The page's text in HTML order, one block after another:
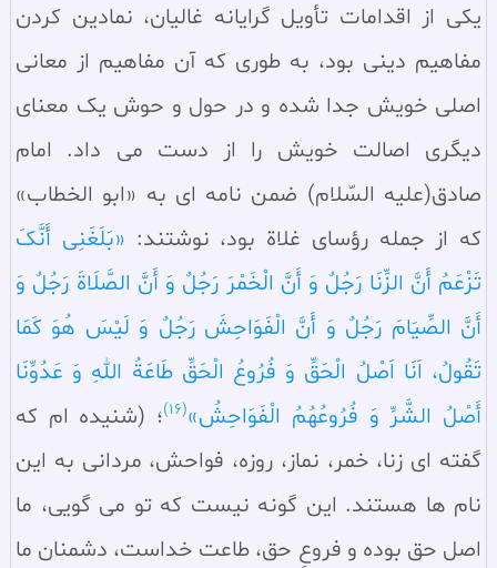
یکی از اقدامات تأویل‌ گرایانه غالیان، نمادین کردن
مفاهیم دینی بود، به طوری که آن مفاهیم از معانی
اصلی خویش جدا شده و در حول و حوش یک معنای
دیگری اصالت خویش را از دست می‌ داد. امام
صادق(علیه السّلام) ضمن نامه‌ ای به «ابو الخطاب»
که از جمله رؤسای غلاة بود، نوشتند: «بَلَغَنِی أَنَّکَ
تَزْعَمُ أَنَّ الزِّنَا رَجُلٌ وَ أَنَّ الْخَمْرَ رَجُلٌ وَ أَنَّ الصَّلَاةَ رَجُلٌ وَ
أَنَّ الصِّیَامَ رَجُلٌ وَ أَنَّ الْفَوَاحِشَ رَجُلٌ وَ لَیْسَ هُوَ کَمَا
تَقُولُ، اَنَا اَصْلُ الْحَقِّ وَ فُرُوعُ الْحَقِّ طَاعَةُ اللهِ وَ عَدُوِّنَا
أَصْلُ الشَّرِّ وَ فُرُوعُهُمُ الْفَوَاحِشُ»(16)
؛ (شنیده‌ ام که
گفته‌ ای زنا، خمر، نماز، روزه، فواحش، مردانی به این
نام‌ ها هستند. این گونه نیست که تو می‌ گویی، ما
اصل حق بوده و فروعِ حق، طاعت خداست، دشمنان ما